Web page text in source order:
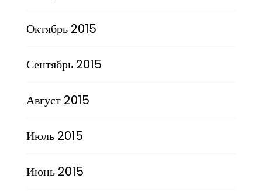
Октябрь 2015
Сентябрь 2015
Август 2015
Июль 2015
Июнь 2015